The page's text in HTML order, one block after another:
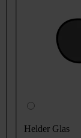
Helder Glas